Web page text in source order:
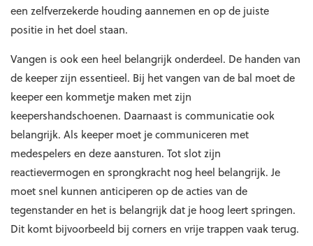
een zelfverzekerde houding aannemen en op de juiste
positie in het doel staan.
Vangen is ook een heel belangrijk onderdeel. De handen van
de keeper zijn essentieel. Bij het vangen van de bal moet de
keeper een kommetje maken met zijn
keepershandschoenen. Daarnaast is communicatie ook
belangrijk. Als keeper moet je communiceren met
medespelers en deze aansturen. Tot slot zijn
reactievermogen en sprongkracht nog heel belangrijk. Je
moet snel kunnen anticiperen op de acties van de
tegenstander en het is belangrijk dat je hoog leert springen.
Dit komt bijvoorbeeld bij corners en vrije trappen vaak terug.